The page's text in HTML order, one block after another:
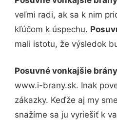
veľmi radi, ak sa k nim
kľúčom k úspechu.
mali istotu, že výsledok
Posuvné vonkajšie
www.i-brany.sk. Inak
zákazky. Keďže aj my
snažíme sa ju vyriešiť k